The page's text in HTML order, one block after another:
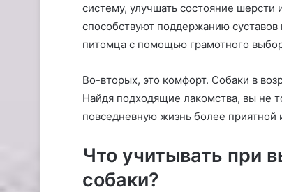
систему, улучшать состояние
способствуют поддержанию суставов
питомца с помощью грамотного
Во-вторых, это комфорт. Собаки в
Найдя подходящие лакомства, вы не
повседневную жизнь более
Что учитывать при
собаки?